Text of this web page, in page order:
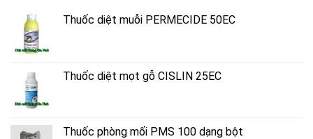
Thuốc diệt muỗi PERMECIDE 50EC
Thuốc diệt mọt gỗ CISLIN 25EC
Thuốc phòng mối PMS 100 dạng bột